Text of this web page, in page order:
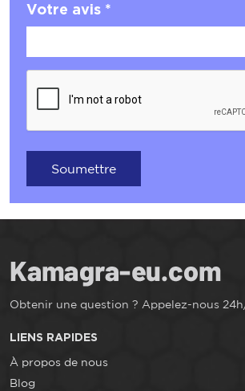
Votre avis *
Soumettre
Obtenir une question ? Appelez-nous
LIENS RAPIDES
À propos de nous
Blog